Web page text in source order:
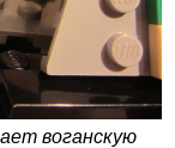
воганскую